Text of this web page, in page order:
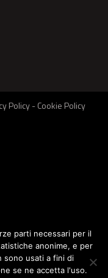
Policy-Cookie Policy
parti necessari per il
anonime, e per
sono usati a fini di
se ne accetta l'uso.